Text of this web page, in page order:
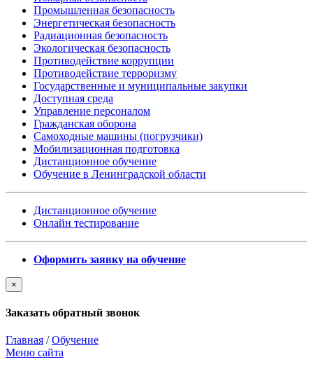
Промышленная безопасность
Энергетическая безопасность
Радиационная безопасность
Экологическая безопасность
Противодействие коррупции
Противодействие терроризму
Государственные и муниципальные закупки
Доступная среда
Управление персоналом
Гражданская оборона
Самоходные машины (погрузчики)
Мобилизационная подготовка
Дистанционное обучение
Обучение в Ленинградской области
Дистанционное обучение
Онлайн тестирование
Оформить заявку на обучение
×
Заказать обратный звонок
Главная /Обучение
Меню сайта